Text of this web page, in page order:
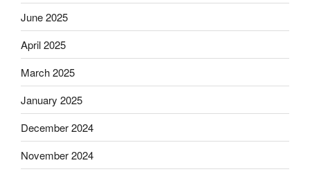
June 2025
April 2025
March 2025
January 2025
December 2024
November 2024